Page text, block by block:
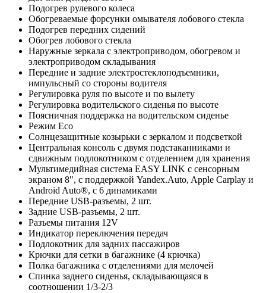
Подогрев рулевого колеса
Обогреваемые форсунки омывателя лобового стекла
Подогрев передних сидений
Обогрев лобового стекла
Наружные зеркала с электроприводом, обогревом и
электроприводом складывания
Передние и задние электростеклоподъемники,
импульсный со стороны водителя
Регулировка руля по высоте и по вылету
Регулировка водительского сиденья по высоте
Поясничная поддержка на водительском сиденье
Режим Eco
Солнцезащитные козырьки с зеркалом и подсветкой
Центральная консоль с двумя подстаканниками и
сдвижным подлокотником с отделением для хранения
Мультимедийная система EASY LINK c сенсорным
экраном 8", с поддержкой Yandex.Auto, Apple Carplay и
Android Auto®, с 6 динамиками
Передние USB-разъемы, 2 шт.
Задние USB-разъемы, 2 шт.
Разъемы питания 12V
Индикатор переключения передач
Подлокотник для задних пассажиров
Крючки для сетки в багажнике (4 крючка)
Полка багажника с отделениями для мелочей
Спинка заднего сиденья, складывающаяся в
соотношении 1/3-2/3